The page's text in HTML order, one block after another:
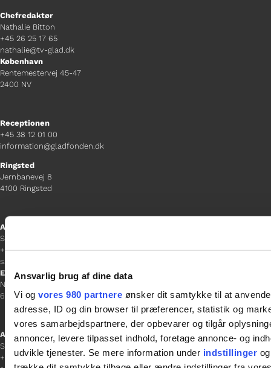
Ansvarlig brug af dine data
Vi og vores 980 partnere ønsker dit samtykke til at
adresse, ID og din browser til præferencer, statistik og
vores samarbejdspartnere, der opbevarer og tilgår
annoncer, levere tilpasset indhold, foretage annonce- og
udvikle tjenester. Se mere information under indstillinger
Chefredaktør
Nathalie Bitton
+45 26 25 17 65
nathalie@tv-glad.dk
København
Rentemestervej 45-47
2400 NV
Receptionen
+45 38 12 01 00
information@gladfonden.dk
Ringsted
Jernbanevej 8
4100 Ringsted
Afdelingschef
Sacha Lohmann Weiss
+45 40 27 91 11
sacha.lw@gladfonden.dk
Esbjerg
Norgesgade 1, 2. sal
6700 Esbjerg
Afdelingschef
Sanne Hansen
+45 23 69 19 35